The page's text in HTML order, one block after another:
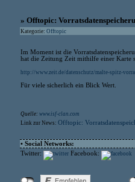
» Offtopic:
Kategorie: Offtopic
Im Moment ist die
hat die Zeitung Zeit mithilfe einer Karte
http://www.zeit.de/datenschutz/malte-spitz-
Für viele sicherlich ein Blick Wert.
Quelle: www.isf-clan.com
Link zur News: Offtopic:
• Social Networks:
Twitter:
Facebook: